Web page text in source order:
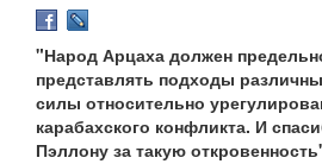
"Народ Арцаха должен
представлять подходы
силы относительно
карабахского конфликта. И
Пэллону за такую